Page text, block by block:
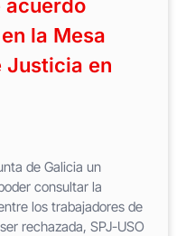
acuerdo
la Mesa
Justicia en
de Galicia un
consultar la
los trabajadores de
rechazada, SPJ-USO